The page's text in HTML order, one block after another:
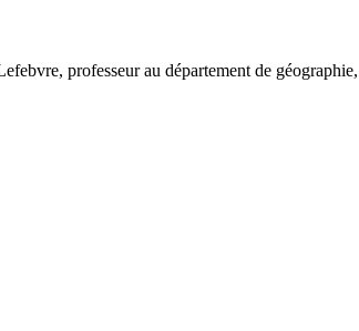
professeur au département de